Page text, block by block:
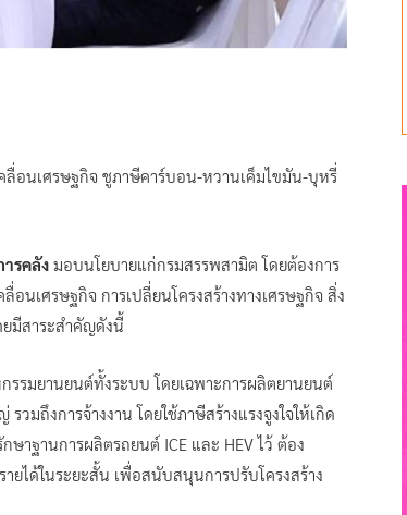
ลื่อนเศรษฐกิจ ชูภาษีคาร์บอน-หวานเค็มไขมัน-บุหรี่
รคลัง มอบนโยบายแก่กรมสรรพสามิต โดยต้องการ
นเศรษฐกิจ การเปลี่ยนโครงสร้างทางเศรษฐกิจ สิ่ง
มีสาระสำคัญดังนี้
รมยานยนต์ทั้งระบบ โดยเฉพาะการผลิตยานยนต์
มถึงการจ้างงาน โดยใช้ภาษีสร้างแรงจูงใจให้เกิด
ษาฐานการผลิตรถยนต์ ICE และ HEV ไว้ ต้อง
ยได้ในระยะสั้น เพื่อสนับสนุนการปรับโครงสร้าง